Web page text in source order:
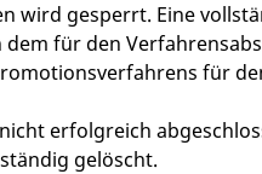
wird gesperrt. Eine
für den
für
erfolgreich
gelöscht.